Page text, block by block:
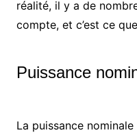
réalité, il y a de
compte, et c’est ce
Puissance
La puissance